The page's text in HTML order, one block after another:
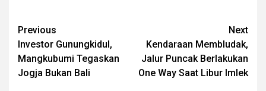
Post
navigation
Previous
Investor Gunungkidul,
Mangkubumi Tegaskan
Jogja Bukan Bali
Next
Kendaraan Membludak,
Jalur Puncak Berlakukan
One Way Saat Libur Imlek